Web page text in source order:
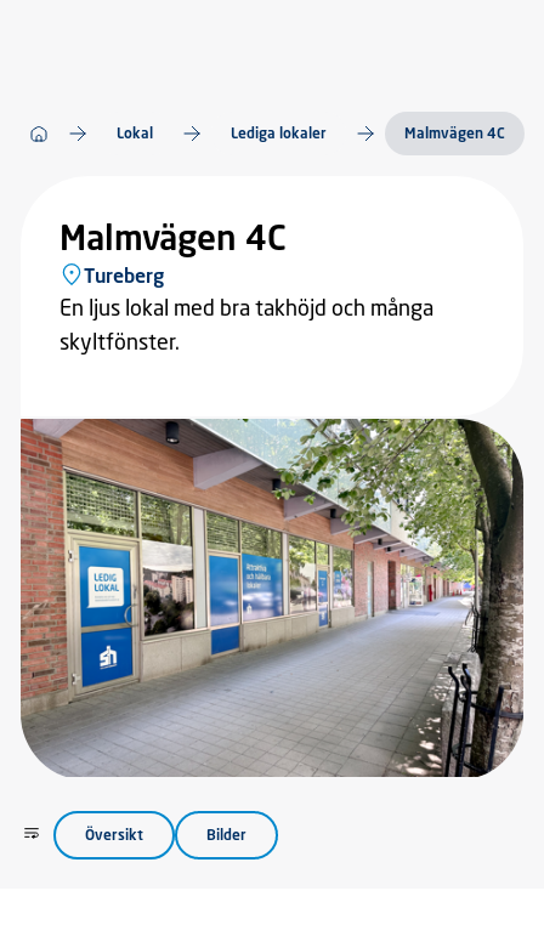
Lokal Lediga lokaler Malmvägen 4C
Malmvägen 4C
Tureberg
En ljus lokal med bra takhöjd och många
skyltfönster.
Översikt Bilder